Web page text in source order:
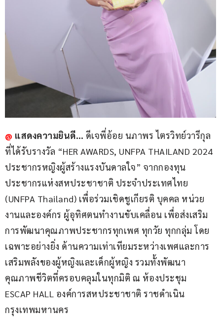
@ แสดงความยินดี… ดีเจพี่อ้อย นภาพร ไตรวิทย์วารีกุล
ที่ได้รับรางวัล “HER AWARDS, UNFPA THAILAND 2024
ประชากรหญิงผู้สร้างแรงบันดาลใจ” จากกองทุน
ประชากรแห่งสหประชาชาติ ประจำประเทศไทย
(UNFPA Thailand) เพื่อร่วมเชิดชูเกียรติ บุคคล หน่วย
งานและองค์กร ผู้อุทิศตนทำงานขับเคลื่อน เพื่อส่งเสริม
การพัฒนาคุณภาพประชากรทุกเพศ ทุกวัย ทุกกลุ่ม โดย
เฉพาะอย่างยิ่ง ด้านความเท่าเทียมระหว่างเพศและการ
เสริมพลังของผู้หญิงและเด็กผู้หญิง รวมทั้งพัฒนา
คุณภาพชีวิตที่ครอบคลุมในทุกมิติ ณ ห้องประชุม
ESCAP HALL องค์การสหประชาชาติ ราชดำเนิน
กรุงเทพมหานคร